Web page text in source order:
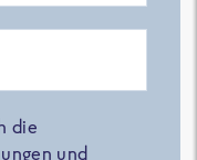
die
und